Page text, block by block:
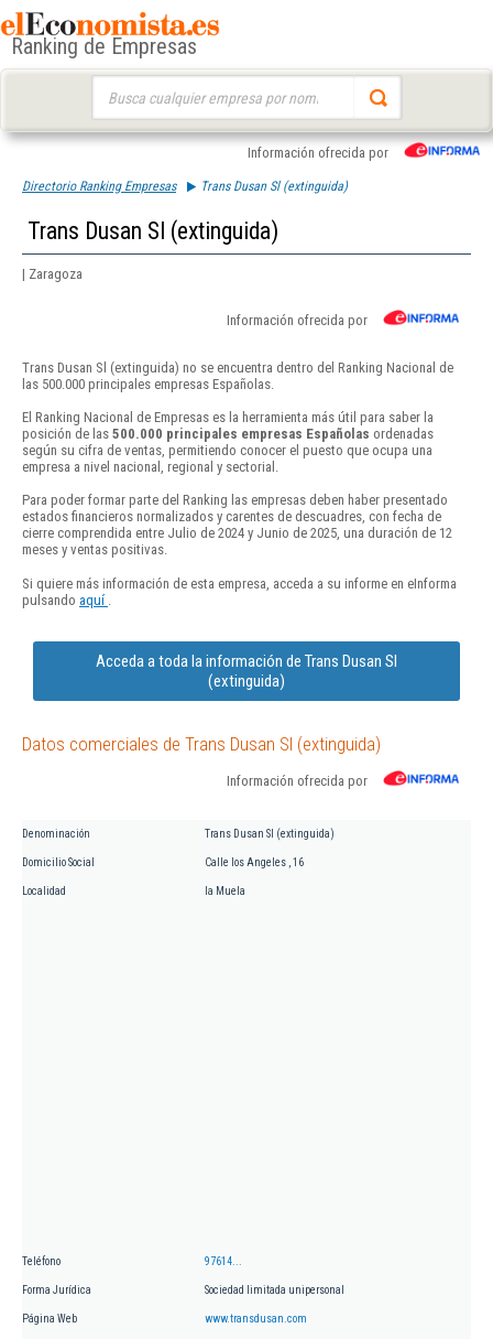
Ranking de Empresas
Información ofrecida por
Directorio Ranking Empresas Trans Dusan Sl (extinguida)
Trans Dusan Sl (extinguida)
| Zaragoza
Información ofrecida por
Trans Dusan Sl (extinguida) no se encuentra dentro del Ranking Nacional de
las 500.000 principales empresas Españolas.
El Ranking Nacional de Empresas es la herramienta más útil para saber la
posición de las 500.000 principales empresas Españolas ordenadas
según su cifra de ventas, permitiendo conocer el puesto que ocupa una
empresa a nivel nacional, regional y sectorial.
Para poder formar parte del Ranking las empresas deben haber presentado
estados financieros normalizados y carentes de descuadres, con fecha de
cierre comprendida entre Julio de 2024 y Junio de 2025, una duración de 12
meses y ventas positivas.
Si quiere más información de esta empresa, acceda a su informe en eInforma
pulsando aquí
Acceda a toda la información de Trans Dusan Sl
(extinguida)
Datos comerciales de Trans Dusan Sl (extinguida)
Información ofrecida por
Denominación Trans Dusan Sl (extinguida)
Domicilio Social Calle los Angeles , 16
Localidad la Muela
Teléfono 97614...
Forma Jurídica Sociedad limitada unipersonal
Página Web www.transdusan.com